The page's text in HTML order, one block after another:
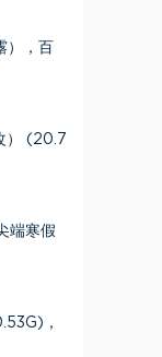
），百
） (20.7
端寒假
，